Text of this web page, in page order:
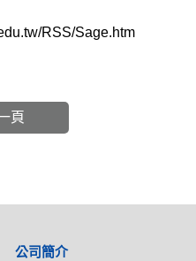
RSS/Sage.htm
頁
公司簡介